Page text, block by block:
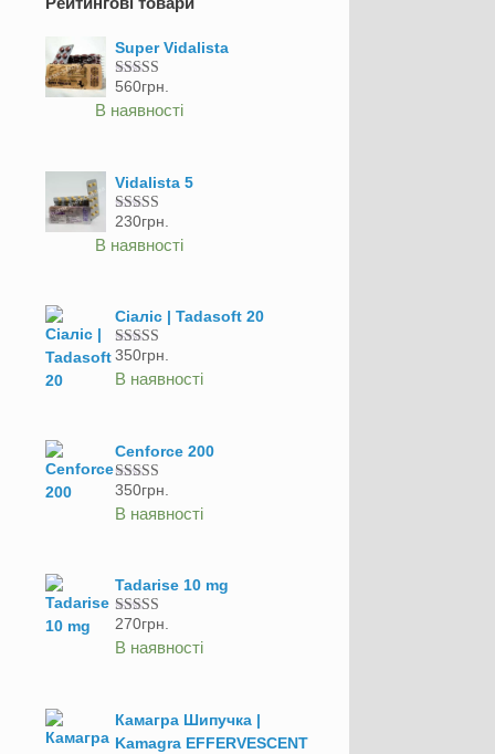
Super Vidalista
Оцінено в
5.00з 5
560грн.
В наявності
Vidalista 5
Оцінено в
5.00з 5
230грн.
В наявності
Сіаліс | Tadasoft 20
Оцінено в
5.00з 5
350грн.
В наявності
Cenforce 200
Оцінено в
5.00з 5
350грн.
В наявності
Tadarise 10 mg
Оцінено в
5.00з 5
270грн.
В наявності
Камагра Шипучка |
Kamagra EFFERVESCENT